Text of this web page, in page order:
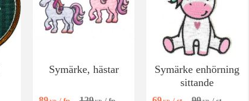
Symärke, hästar
Symärke enhörning
sittande